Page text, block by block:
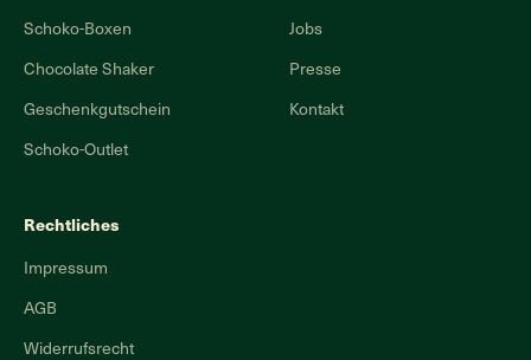
Schoko-Boxen
Chocolate Shaker
Geschenkgutschein
Schoko-Outlet
Jobs
Presse
Kontakt
Rechtliches
Impressum
AGB
Widerrufsrecht